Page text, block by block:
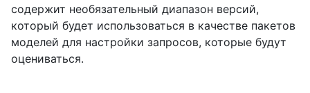
содержит необязательный диапазон версий,
который будет использоваться в качестве пакетов
моделей для настройки запросов, которые будут
оцениваться.